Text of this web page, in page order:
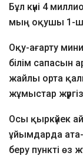
Бұл күні 4
мың оқушы 1-
Оқу-ағарту
білім сапасын
жайлы орта
жұмыстар
Осы қыркүйек
ұйымдарда
беру пункті